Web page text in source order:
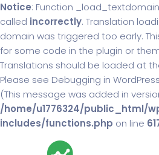
Notice: Function
called incorrectly. Translation
domain was triggered too early.
for some code in the plugin or
Translations should be loaded at
Please see Debugging in WordPress
(This message was added in
/home/u1776324/public_html/
includes/functions.php on line